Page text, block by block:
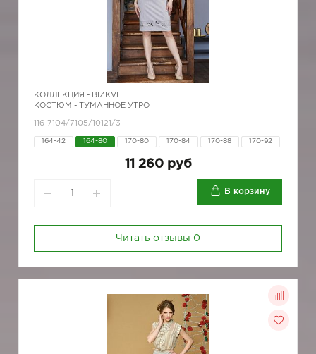
КОЛЛЕКЦИЯ - BIZKVIT
КОСТЮМ - ТУМАННОЕ УТРО
116-7104/7105/10121/3
164-42 164-80 170-80 170-84 170-88 170-92
11 260 руб
В корзину
Читать отзывы 0